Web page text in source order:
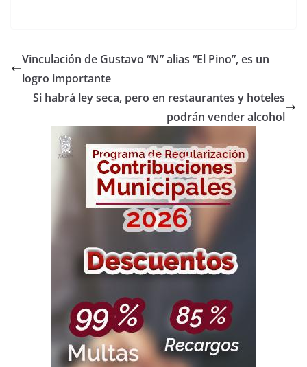
Vinculación de Gustavo “N” alias “El Pino”, es un
logro importante
Si habrá ley seca, pero en restaurantes y hoteles
podrán vender alcohol